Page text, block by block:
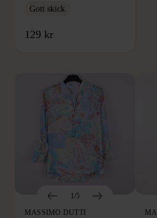
Gott skick
129 kr
FRÅN SAMMA
1/5
MASSIMO DUTTI